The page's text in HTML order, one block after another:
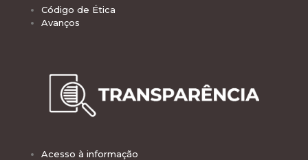
Código de Ética
Avanços
Acesso à informação